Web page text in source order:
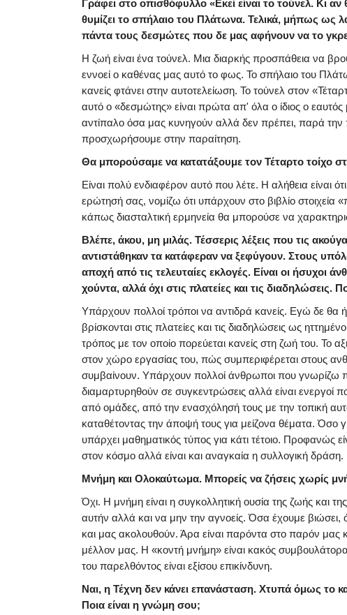
Γράφει στο οπισθόφυλλο «Εκεί είναι το τούνελ. Κι
θυμίζει το σπήλαιο του Πλάτωνα. Τελικά, μήπως ως
πάντα τους δεσμώτες που δε μας αφήνουν να το
Η ζωή είναι ένα τούνελ. Μια διαρκής προσπάθεια να
εννοεί ο καθένας μας αυτό το φως. Το σπήλαιο του
κανείς φτάνει στην αυτοτελείωση. Το τούνελ στον
αυτό ο «δεσμώτης» είναι πρώτα απ' όλα ο ίδιος ο εαυτός
αντίπαλο όσα μας κυνηγούν αλλά δεν πρέπει, παρά
προσχωρήσουμε στην παραίτηση.
Θα μπορούσαμε να κατατάξουμε τον Τέταρτο τοίχο
Είναι πολύ ενδιαφέρον αυτό που λέτε. Η αλήθεια είναι
ερώτησή σας, νομίζω ότι υπάρχουν στο βιβλίο στοιχεία
κάπως διασταλτική ερμηνεία θα μπορούσε να
Βλέπε, άκου, μη μιλάς. Τέσσερις λέξεις που τις
αντιστάθηκαν τα κατάφεραν να ξεφύγουν. Στους
αποχή από τις τελευταίες εκλογές. Είναι οι ήσυχοι
χούντα, αλλά όχι στις πλατείες και τις διαδηλώσεις.
Υπάρχουν πολλοί τρόποι να αντιδρά κανείς. Εγώ δε θα
βρίσκονται στις πλατείες και τις διαδηλώσεις ως
τρόπος με τον οποίο πορεύεται κανείς στη ζωή του. Το
στον χώρο εργασίας του, πώς συμπεριφέρεται στους
συμβαίνουν. Υπάρχουν πολλοί άνθρωποι που γνωρίζω
διαμαρτυρηθούν σε συγκεντρώσεις αλλά είναι ενεργοί
από ομάδες, από την ενασχόλησή τους με την τοπική
καταθέτοντας την άποψή τους για μείζονα θέματα. Όσο
υπάρχει μαθηματικός τύπος για κάτι τέτοιο. Προφανώς
στον κόσμο αλλά είναι και αναγκαία η συλλογική δράση.
Μνήμη και Ολοκαύτωμα. Μπορείς να ζήσεις χωρίς
Όχι. Η μνήμη είναι η συγκολλητική ουσία της ζωής και
αυτήν αλλά και να μην την αγνοείς. Όσα έχουμε
και μας ακολουθούν. Άρα είναι παρόντα στο παρόν μας
μέλλον μας. Η «κοντή μνήμη» είναι κακός
του παρελθόντος είναι εξίσου επικίνδυνη.
Ναι, η Τέχνη δεν κάνει επανάσταση. Χτυπά όμως το
Ποια είναι η γνώμη σου;